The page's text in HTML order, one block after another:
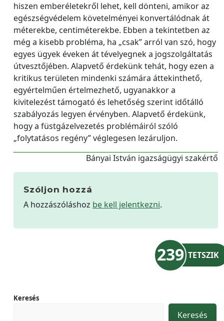
hiszen emberéletekről lehet, kell dönteni, amikor az
egészségvédelem követelményei konvertálódnak át
méterekbe, centiméterekbe. Ebben a tekintetben az
még a kisebb probléma, ha „csak” arról van szó, hogy
egyes ügyek éveken át tévelyegnek a jogszolgáltatás
útvesztőjében. Alapvető érdekünk tehát, hogy ezen a
kritikus területen mindenki számára áttekinthető,
egyértelműen értelmezhető, ugyanakkor a
kivitelezést támogató és lehetőség szerint időtálló
szabályozás legyen érvényben. Alapvető érdekünk,
hogy a füstgázelvezetés problémáiról szóló
„folytatásos regény” véglegesen lezáruljon.
Bányai István igazságügyi szakértő
Szóljon hozzá
A hozzászóláshoz be kell jelentkezni.
239 TETSZIK
Keresés
Keresés